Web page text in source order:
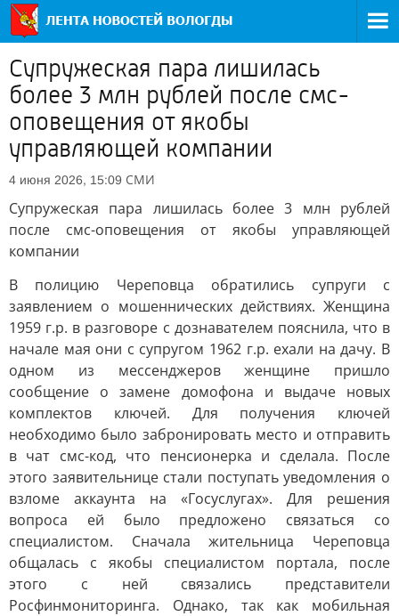
Супружеская пара лишилась
более 3 млн рублей после смс-
оповещения от якобы
управляющей компании
4 июня 2026, 15:09 СМИ
Супружеская пара лишилась более 3 млн рублей
после смс-оповещения от якобы управляющей
компании
В полицию Череповца обратились супруги с
заявлением о мошеннических действиях. Женщина
1959 г.р. в разговоре с дознавателем пояснила, что в
начале мая они с супругом 1962 г.р. ехали на дачу. В
одном из мессенджеров женщине пришло
сообщение о замене домофона и выдаче новых
комплектов ключей. Для получения ключей
необходимо было забронировать место и отправить
в чат смс-код, что пенсионерка и сделала. После
этого заявительнице стали поступать уведомления о
взломе аккаунта на «Госуслугах». Для решения
вопроса ей было предложено связаться со
специалистом. Сначала жительница Череповца
общалась с якобы специалистом портала, после
этого с ней связались представители
Росфинмониторинга. Однако, так как мобильная